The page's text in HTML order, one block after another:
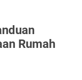
Rumah